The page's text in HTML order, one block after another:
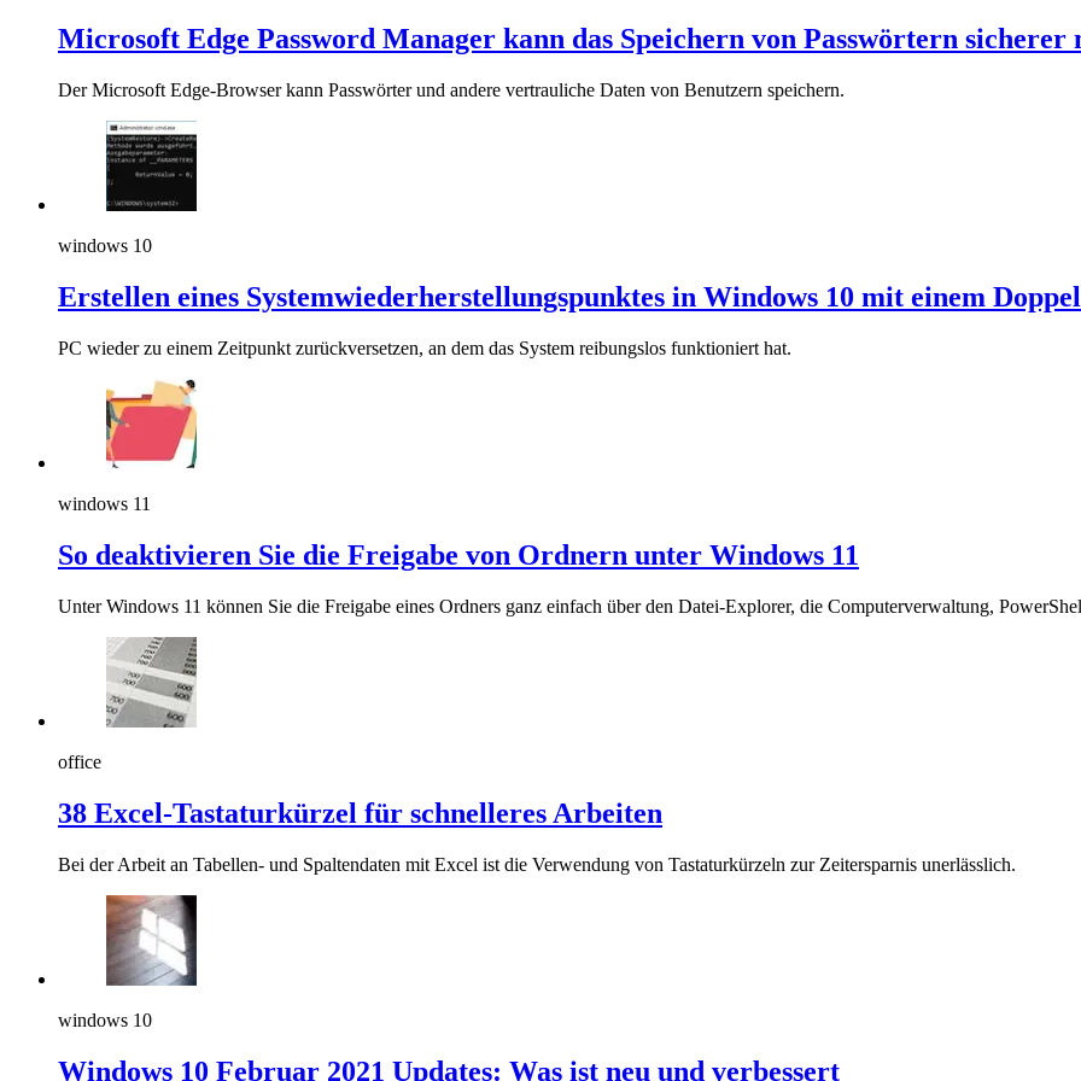
Microsoft Edge Password Manager kann das Speichern von Passwörtern sicherer
Der Microsoft Edge-Browser kann Passwörter und andere vertrauliche Daten von Benutzern speichern.
windows 10
Erstellen eines Systemwiederherstellungspunktes in Windows 10 mit einem
PC wieder zu einem Zeitpunkt zurückversetzen, an dem das System reibungslos funktioniert hat.
windows 11
So deaktivieren Sie die Freigabe von Ordnern unter Windows 11
Unter Windows 11 können Sie die Freigabe eines Ordners ganz einfach über den Datei-Explorer, die Computerverwaltung,
office
38 Excel-Tastaturkürzel für schnelleres Arbeiten
Bei der Arbeit an Tabellen- und Spaltendaten mit Excel ist die Verwendung von Tastaturkürzeln zur Zeitersparnis unerlässlich.
windows 10
Windows 10 Februar 2021 Updates: Was ist neu und verbessert